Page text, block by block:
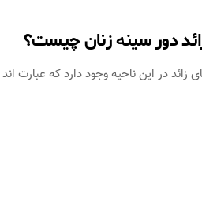
دور سینه زنان چیست؟
در این ناحیه وجود دارد که عبارت اند